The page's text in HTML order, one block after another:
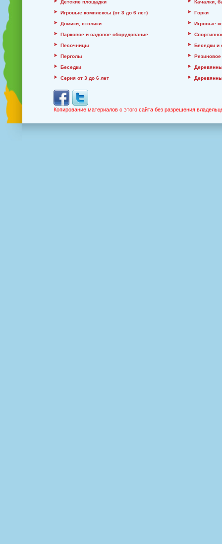
Детские площадки
Качалки,
Игровые комплексы (от 3 до 6 лет)
Горки
Домики, столики
Игровые
Парковое и садовое оборудование
Песочницы
Беседки и
Перголы
Беседки
Серия от 3 до 6 лет
Копирование материалов с этого сайта без разрешения